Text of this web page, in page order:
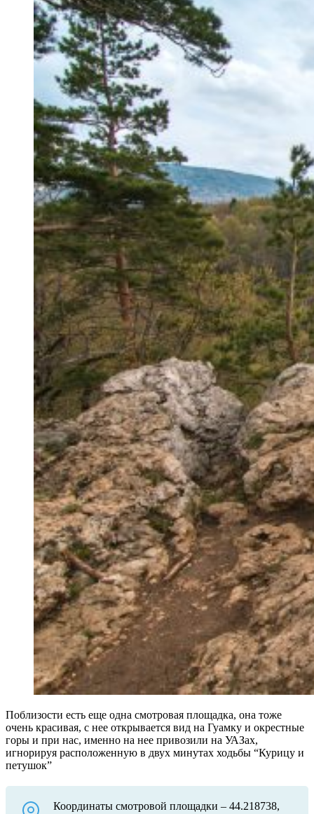
Поблизости есть еще одна смотровая площадка, она тоже
очень красивая, с нее открывается вид на Гуамку и окрестные
горы и при нас, именно на нее привозили на УАЗах,
игнорируя расположенную в двух минутах ходьбы “Курицу и
петушок”
Координаты смотровой площадки – 44.218738,